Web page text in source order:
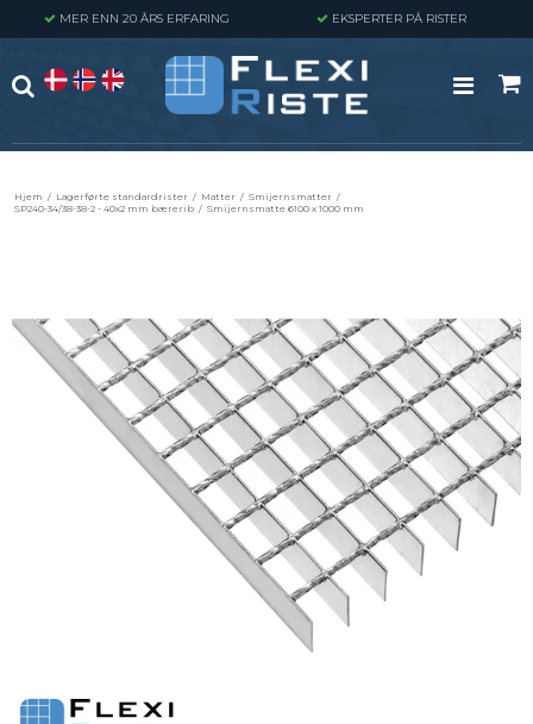
MER ENN 20 ÅRS ERFARING EKSPERTER PÅ RISTER
Hjem / Lagerførte standardrister / Matter / Smijernsmatter /
SP240-34/38-38-2 - 40x2 mm bærerib / Smijernsmatte 6100 x 1000 mm